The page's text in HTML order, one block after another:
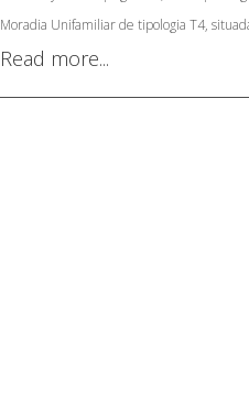
Moradia Unifamiliar de tipologia T4,
Read more...